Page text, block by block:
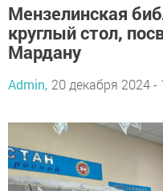
Мензелинская
круглый стол,
Мардану
Admin, 20 декабря 2024 -